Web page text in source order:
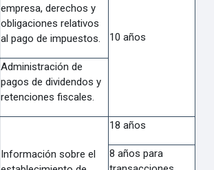
empresa, derechos y
obligaciones relativos
al pago de impuestos.
10 años
Administración de
pagos de dividendos y
retenciones fiscales.
Información sobre el
18 años
8 años para